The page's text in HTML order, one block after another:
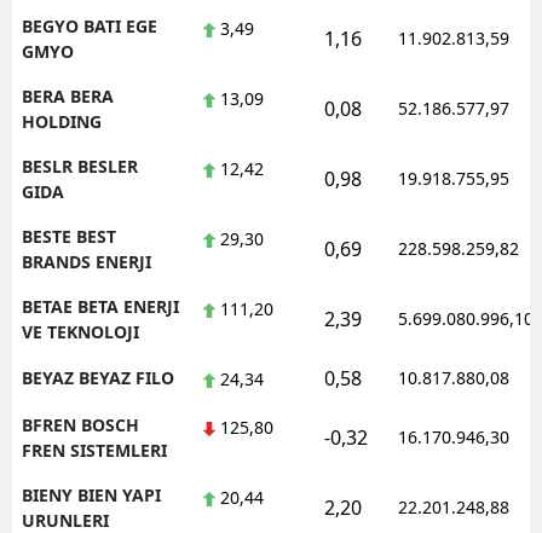
BEGYO BATI EGE
GMYO
3,49 1,16 11.902.813,59
BERA BERA
HOLDING
13,09 0,08 52.186.577,97
BESLR BESLER
GIDA
12,42 0,98 19.918.755,95
BESTE BEST
BRANDS ENERJI
29,30 0,69 228.598.259,82
BETAE BETA ENERJI
VE TEKNOLOJI
111,20 2,39 5.699.080.996,10
BEYAZ BEYAZ FILO 24,34 0,58 10.817.880,08
BFREN BOSCH
FREN SISTEMLERI
125,80 -0,32 16.170.946,30
BIENY BIEN YAPI
URUNLERI
20,44 2,20 22.201.248,88